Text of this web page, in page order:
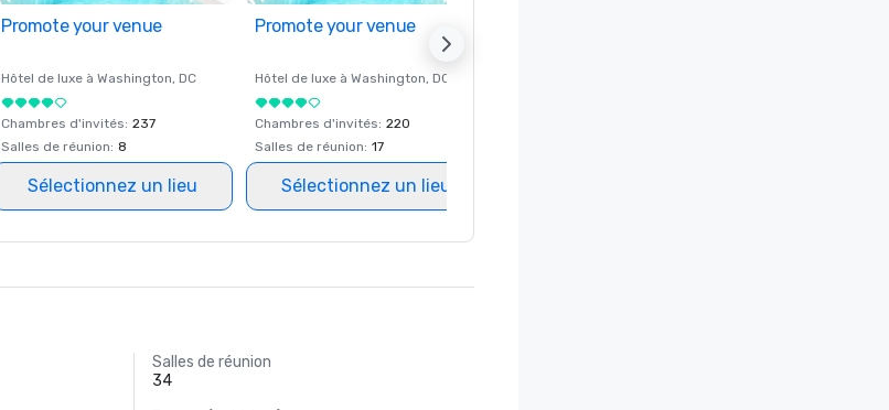
Promote your venue
Hôtel de luxe à Washington, DC
Chambres d'invités: 237
Salles de réunion: 8
Sélectionnez un lieu
Promote your venue
Hôtel de luxe à Washington, DC
Chambres d'invités: 220
Salles de réunion: 17
Sélectionnez un lieu
Salles de réunion
34